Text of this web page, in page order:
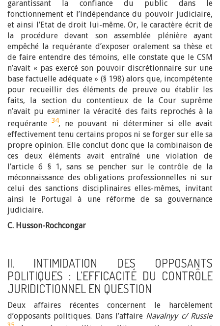
garantissant la confiance du public dans le
fonctionnement et l’indépendance du pouvoir judiciaire,
et ainsi l’Etat de droit lui-même. Or, le caractère écrit de
la procédure devant son assemblée plénière ayant
empêché la requérante d’exposer oralement sa thèse et
de faire entendre des témoins, elle constate que le CSM
n’avait « pas exercé son pouvoir discrétionnaire sur une
base factuelle adéquate » (§ 198) alors que, incompétente
pour recueillir des éléments de preuve ou établir les
faits, la section du contentieux de la Cour suprême
n’avait pu examiner la véracité des faits reprochés à la
requérante34, ne pouvant ni déterminer si elle avait
effectivement tenu certains propos ni se forger sur elle sa
propre opinion. Elle conclut donc que la combinaison de
ces deux éléments avait entraîné une violation de
l’article 6 § 1, sans se pencher sur le contrôle de la
méconnaissance des obligations professionnelles ni sur
celui des sanctions disciplinaires elles-mêmes, invitant
ainsi le Portugal à une réforme de sa gouvernance
judiciaire.
C. Husson-Rochcongar
II. INTIMIDATION DES OPPOSANTS
POLITIQUES : L’EFFICACITÉ DU CONTRÔLE
JURIDICTIONNEL EN QUESTION
Deux affaires récentes concernent le harcèlement
d’opposants politiques. Dans l’affaire Navalnyy c/ Russie